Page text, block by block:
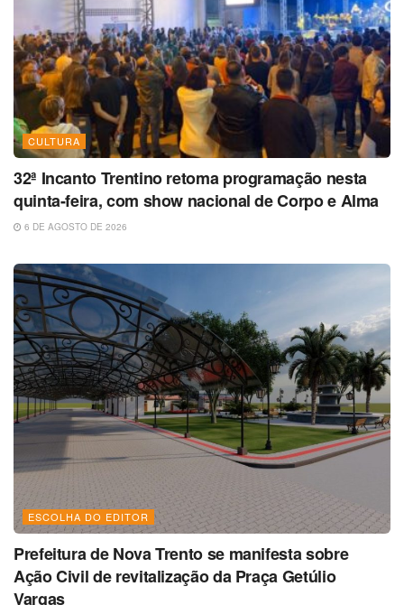
CULTURA
32ª Incanto Trentino retoma programação nesta
quinta-feira, com show nacional de Corpo e Alma
6 DE AGOSTO DE 2026
ESCOLHA DO EDITOR
Prefeitura de Nova Trento se manifesta sobre
Ação Civil de revitalização da Praça Getúlio
Vargas